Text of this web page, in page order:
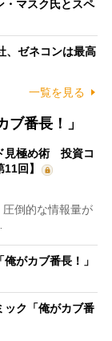
・マスク氏とスペ
、ゼネコンは最高
一覧を見る
番長！」
見極め術 投資コ
回】
倒的な情報量が
がカブ番長！」
ク「俺がカブ番